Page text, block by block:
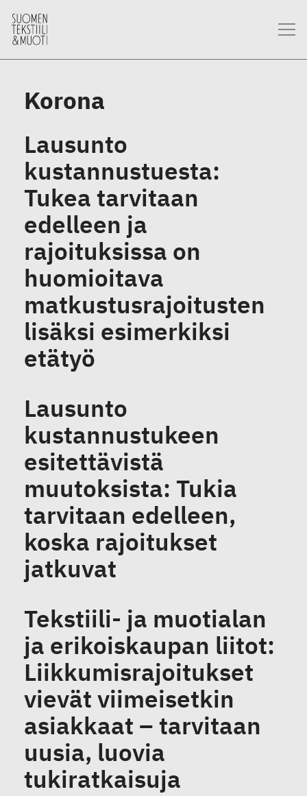
Korona
Lausunto
kustannustuesta:
Tukea tarvitaan
edelleen ja
rajoituksissa on
huomioitava
matkustusrajoitusten
lisäksi esimerkiksi
etätyö
Lausunto
kustannustukeen
esitettävistä
muutoksista: Tukia
tarvitaan edelleen,
koska rajoitukset
jatkuvat
Tekstiili- ja muotialan
ja erikoiskaupan liitot:
Liikkumisrajoitukset
vievät viimeisetkin
asiakkaat – tarvitaan
uusia, luovia
tukiratkaisuja